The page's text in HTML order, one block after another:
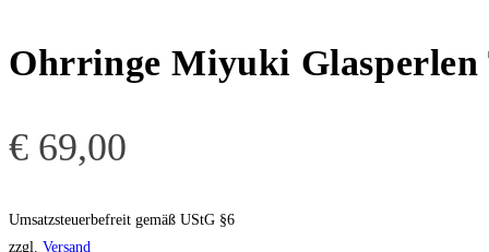
Ohrringe Miyuki
€ 69,00
Umsatzsteuerbefreit gemäß UStG §6
zzgl. Versand